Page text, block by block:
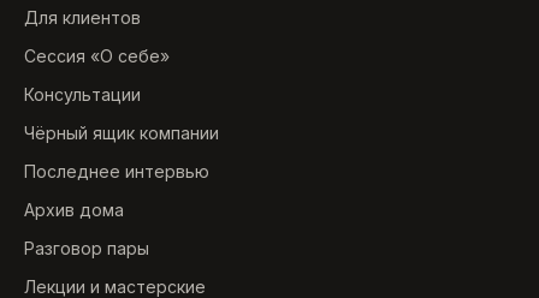
Для клиентов
Сессия «О себе»
Консультации
Чёрный ящик компании
Последнее интервью
Архив дома
Разговор пары
Лекции и мастерские